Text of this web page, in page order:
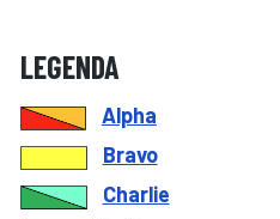
LEGENDA
Alpha
Bravo
Charlie